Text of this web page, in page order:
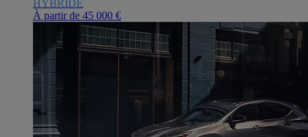
HYBRIDE
À partir de 45 000 €